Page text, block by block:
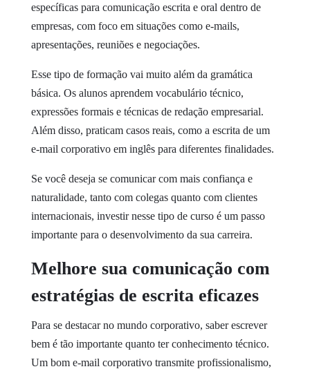
específicas para comunicação escrita e oral dentro de
empresas, com foco em situações como e-mails,
apresentações, reuniões e negociações.
Esse tipo de formação vai muito além da gramática
básica. Os alunos aprendem vocabulário técnico,
expressões formais e técnicas de redação empresarial.
Além disso, praticam casos reais, como a escrita de um
e-mail corporativo em inglês para diferentes finalidades.
Se você deseja se comunicar com mais confiança e
naturalidade, tanto com colegas quanto com clientes
internacionais, investir nesse tipo de curso é um passo
importante para o desenvolvimento da sua carreira.
Melhore sua comunicação com
estratégias de escrita eficazes
Para se destacar no mundo corporativo, saber escrever
bem é tão importante quanto ter conhecimento técnico.
Um bom e-mail corporativo transmite profissionalismo,